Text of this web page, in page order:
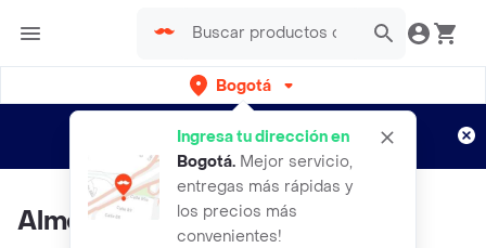
Bogotá
Ingresa tu dirección en
Bogotá. Mejor servicio,
entregas más rápidas y
los precios más
convenientes!
envíos gratis por semanas
Aplican TyC
Almendra Francesa 125gr